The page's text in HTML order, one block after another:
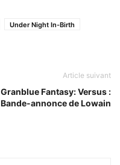
Under Night In-Birth
Article suivant
Granblue Fantasy: Versus :
Bande-annonce de Lowain